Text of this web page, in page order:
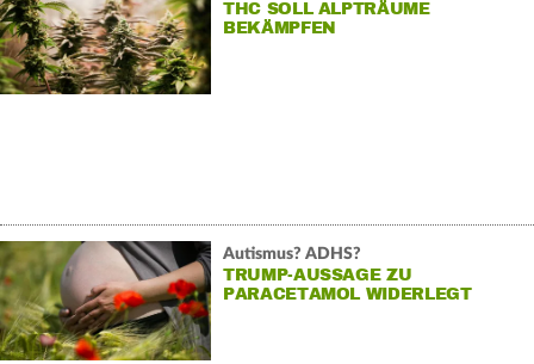
THC SOLL ALPTRÄUME
BEKÄMPFEN
Autismus? ADHS?
TRUMP-AUSSAGE ZU
PARACETAMOL WIDERLEGT